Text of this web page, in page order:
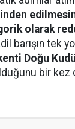
olarak
barışın tek
Doğu
bir kez